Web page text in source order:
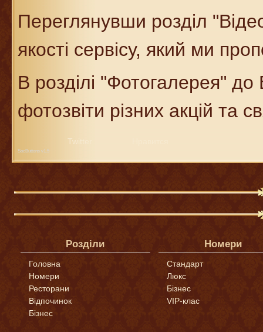
Переглянувши розділ
якості сервісу, який ми
В розділі "Фотогалерея"
фотозвіти різних акцій та
Twitter
SocButtons v1.5
Розділи
Головна
Номери
Ресторани
Відпочинок
Бізнес
Номери
Стандарт
Люкс
Бізнес
VIP-клас